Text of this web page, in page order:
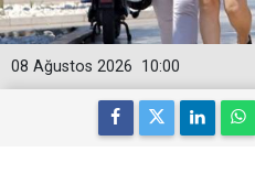
10:00
08 Ağustos 2026